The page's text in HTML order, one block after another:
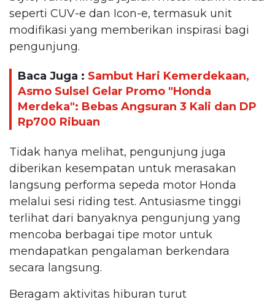
seperti CUV-e dan Icon-e, termasuk unit
modifikasi yang memberikan inspirasi bagi
pengunjung.
Baca Juga : Sambut Hari Kemerdekaan,
Asmo Sulsel Gelar Promo "Honda
Merdeka": Bebas Angsuran 3 Kali dan DP
Rp700 Ribuan
Tidak hanya melihat, pengunjung juga
diberikan kesempatan untuk merasakan
langsung performa sepeda motor Honda
melalui sesi riding test. Antusiasme tinggi
terlihat dari banyaknya pengunjung yang
mencoba berbagai tipe motor untuk
mendapatkan pengalaman berkendara
secara langsung.
Beragam aktivitas hiburan turut